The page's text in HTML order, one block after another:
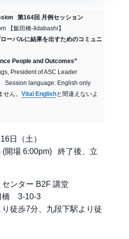
第164回 月例セッション
【飯田橋-Iidabashi】
ーバルに結果を出すためのコミュニ
People and Outcomes”
President of ASC Leader
language: English only
せん。 Vital Englishと間違えないよ
日（土）
(開場 6:00pm) 終了後、立
ンター B2F 講堂
橋 3-10-3
徒歩7分、九段下駅より徒